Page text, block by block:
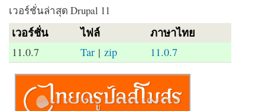
เวอร์ชั่นล่าสุด Drupal 11
เวอร์ชั่น ไฟล์ ภาษาไทย
11.0.7 Tar | zip 11.0.7